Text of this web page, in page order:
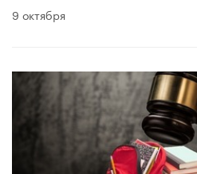
9 октября